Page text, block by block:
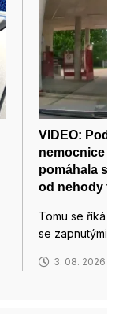
VIDEO: Pod
nemocnice v
pomáhala s
od nehody
Tomu se říká
se zapnutými
3. 08. 2026